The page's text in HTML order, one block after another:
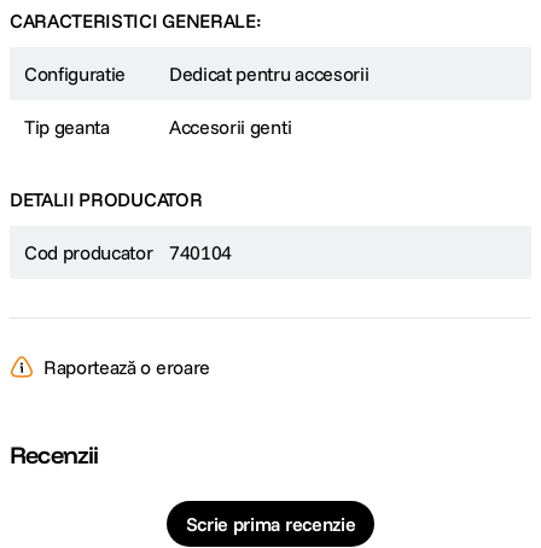
CARACTERISTICI GENERALE:
Configuratie Dedicat pentru accesorii
Tip geanta Accesorii genti
DETALII PRODUCATOR
Cod producator 740104
Raportează o eroare
Recenzii
Scrie prima recenzie